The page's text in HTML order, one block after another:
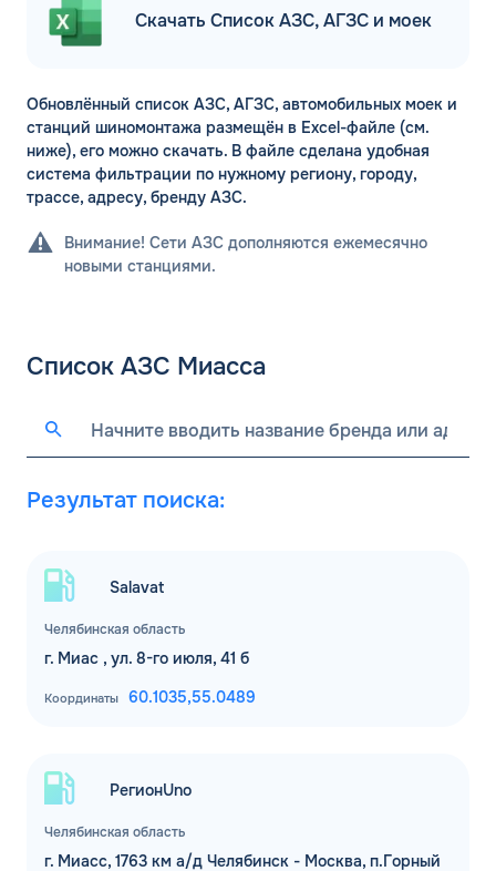
Скачать Список АЗС, АГЗС и моек
Обновлённый список АЗС, АГЗС, автомобильных моек и
станций шиномонтажа размещён в Excel-файле (см.
ниже), его можно скачать. В файле сделана удобная
система фильтрации по нужному региону, городу,
трассе, адресу, бренду АЗС.
Внимание! Сети АЗС дополняются ежемесячно
новыми станциями.
Список АЗС Миасса
Результат поиска:
Челябинская область
Salavat
г. Миас , ул. 8-го июля, 41 б
Координаты 60.1035,55.0489
Челябинская область
РегионUno
г. Миасс, 1763 км а/д Челябинск - Москва, п.Горный